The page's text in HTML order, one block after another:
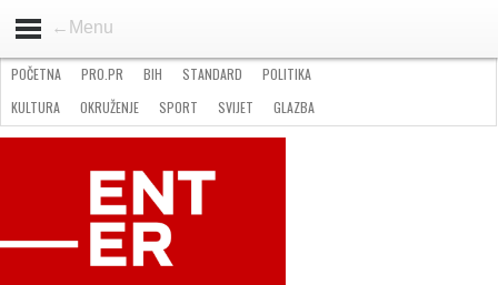
←Menu
STANDARD
GOSPODARSTVO
OKRUŽENJE
POČETNA PRO.PR BIH STANDARD
POLITIKA
KULTURA
OKRUŽENJE SPORT SVIJET
GLAZBA
NATJEČAJI
FILMING LOCATION IN BH KONTAKT